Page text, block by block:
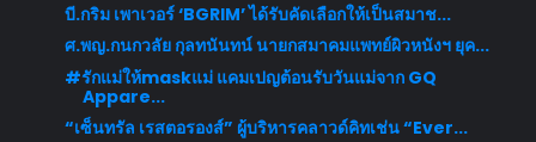
บี.กริม เพาเวอร์ ‘BGRIM’ ได้รับคัดเลือกให้เป็นสมาช...
ศ.พญ.กนกวลัย กุลทนันทน์ นายกสมาคมแพทย์ผิวหนังฯ ยุค...
#รักแม่ให้maskแม่ แคมเปญต้อนรับวันแม่จาก GQ
Appare...
“เซ็นทรัล เรสตอรองส์” ผู้บริหารคลาวด์คิทเช่น “Ever...